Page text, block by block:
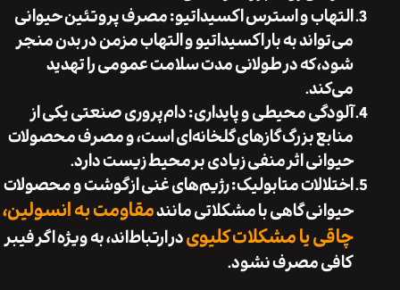
التهاب و استرس اکسیداتیو: مصرف پروتئین حیوانی
می‌تواند به بار اکسیداتیو و التهاب مزمن در بدن منجر
شود، که در طولانی ‌مدت سلامت عمومی را تهدید
می‌کند.
آلودگی محیطی و پایداری: دام‌پروری صنعتی یکی از
منابع بزرگ گازهای گلخانه‌ای است، و مصرف محصولات
حیوانی اثر منفی زیادی بر محیط زیست دارد.
اختلالات متابولیک: رژیم‌های غنی از گوشت و محصولات
حیوانی گاهی با مشکلاتی مانندمقاومت به انسولین،
چاقی یا مشکلات کلیویدر ارتباط‌اند، به ویژه اگر فیبر
کافی مصرف نشود.